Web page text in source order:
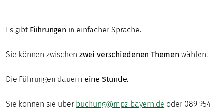
SUCHE
IHR
ANTIKE
Es gibt Führungen in einfacher Sprache.
Sie können zwischen zwei verschiedenen Themen wählen.
Die Führungen dauern eine Stunde.
Sie können sie über buchung@mpz-bayern.de oder 089 954